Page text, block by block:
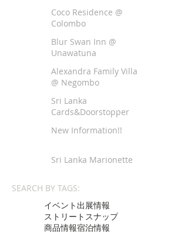
SEARCH BY TAGS:
イベント出展情報
ストリートスナップ
商品情報宿泊情報
Coco Residence @
Colombo
Blur Swan Inn @
Unawatuna
Alexandra Family Villa
@ Negombo
Sri Lanka
Cards&Doorstopper
New Information!!
Sri Lanka Marionette